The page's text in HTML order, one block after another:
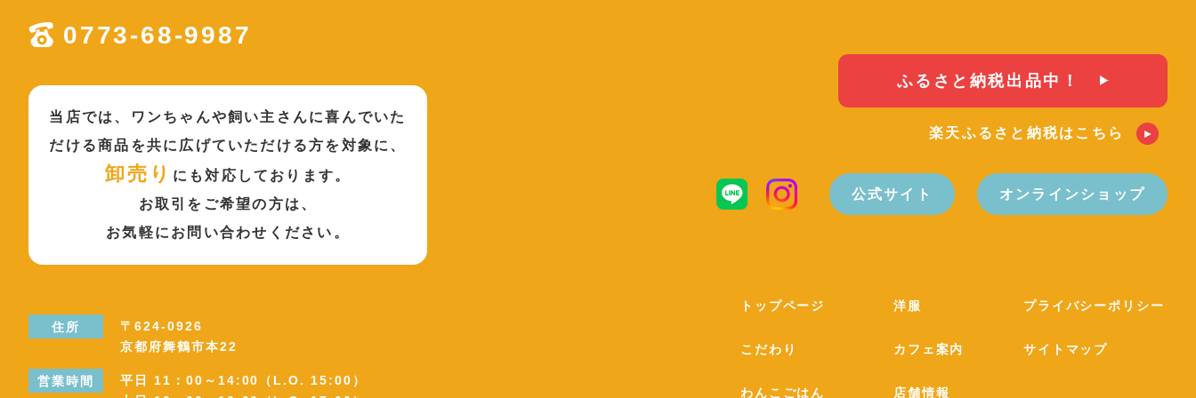
0773-68-9987
当店では、ワンちゃんや飼い主さんに喜んでいた
だける商品を共に広げていただける方を対象に、
卸売り にも対応しております。
お取引をご希望の方は、
お気軽にお問い合わせください。
住所
〒624-0926
京都府舞鶴市本22
営業時間
平日 11：00～14:00（L.O. 15:00）
ふるさと納税出品中！
楽天ふるさと納税はこちら
公式サイト オンラインショップ
トップページ
こだわり
わんこごはん
洋服
カフェ案内
店舗情報
プライバシーポリシー
サイトマップ